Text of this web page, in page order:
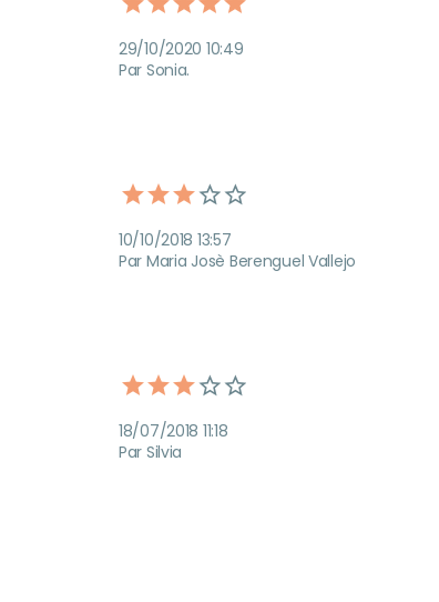
29/10/2020 10:49
Par Sonia.
10/10/2018 13:57
Par Maria Josè Berenguel Vallejo
18/07/2018 11:18
Par Silvia